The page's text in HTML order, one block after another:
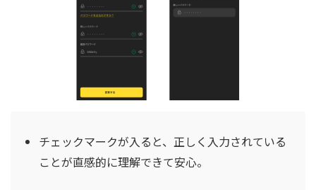
チェックマークが入ると、正しく入力されている
ことが直感的に理解できて安心。